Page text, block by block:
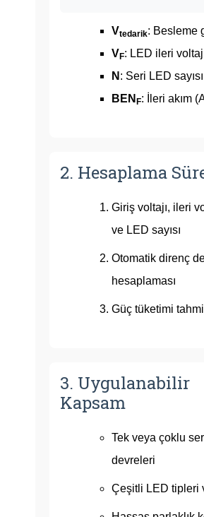
Vtedarik: Besleme
VF: LED ileri
N : Seri LED sayısı
BEN F: İleri akım
2. Hesaplama
Giriş voltajı, ileri
ve LED sayısı
Otomatik direnç
hesaplaması
Güç tüketimi
3. Uygulanabilir
Kapsam
Tek veya çoklu
devreleri
Çeşitli LED tipleri